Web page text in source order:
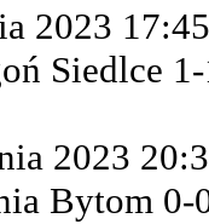
2023 17:45
Siedlce
2023
Bytom 0-